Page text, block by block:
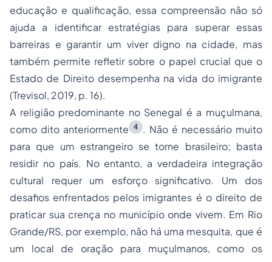
educação e qualificação, essa compreensão não só
ajuda a identificar estratégias para superar essas
barreiras e garantir um viver digno na cidade, mas
também permite refletir sobre o papel crucial que o
Estado de Direito desempenha na vida do imigrante
(Trevisol, 2019, p. 16).
A religião predominante no Senegal é a muçulmana,
como dito anteriormente
4
. Não é necessário muito
para que um estrangeiro se torne brasileiro; basta
residir no país. No entanto, a verdadeira integração
cultural requer um esforço significativo. Um dos
desafios enfrentados pelos imigrantes é o direito de
praticar sua crença no município onde vivem. Em Rio
Grande/RS, por exemplo, não há uma mesquita, que é
um local de oração para muçulmanos, como os